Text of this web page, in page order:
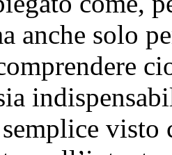
anche solo
visto